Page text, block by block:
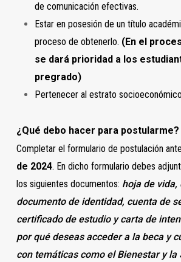
de comunicación efectivas.
Estar en posesión de un título
proceso de obtenerlo. (En el
se dará prioridad a los
pregrado)
Pertenecer al estrato
¿Qué debo hacer para postularme?
Completar el formulario de postulación
de 2024. En dicho formulario debes
los siguientes documentos: hoja de vida,
documento de identidad, cuenta de
certificado de estudio y carta de
por qué deseas acceder a la beca y
con temáticas como el Bienestar y la